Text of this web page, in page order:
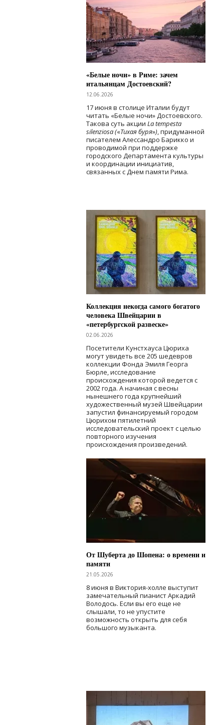
«Белые ночи» в Риме: зачем
итальянцам Достоевский?
12.06.2026
17 июня в столице Италии будут
читать «Белые ночи» Достоевского.
Такова суть акции La tempesta
silenziosa («Тихая буря»), придуманной
писателем Алессандро Барикко и
проводимой при поддержке
городского Департамента культуры
и координации инициатив,
связанных с Днем памяти Рима.
Коллекция некогда самого богатого
человека Швейцарии в
«петербургской развеске»
02.06.2026
Посетители Кунстхауса Цюриха
могут увидеть все 205 шедевров
коллекции Фонда Эмиля Георга
Бюрле, исследование
происхождения которой ведется с
2002 года. А начиная с весны
нынешнего года крупнейший
художественный музей Швейцарии
запустил финансируемый городом
Цюрихом пятилетний
исследовательский проект с целью
повторного изучения
происхождения произведений.
От Шуберта до Шопена: о времени и
памяти
21.05.2026
8 июня в Виктория-холле выступит
замечательный пианист Аркадий
Володось. Если вы его еще не
слышали, то не упустите
возможность открыть для себя
большого музыканта.